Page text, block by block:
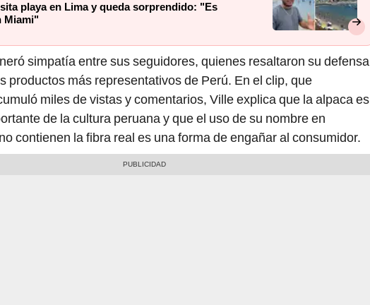
playa en Lima y queda sorprendido: "Es
Miami"
simpatía entre sus seguidores, quienes resaltaron su defensa
productos más representativos de Perú. En el clip, que
miles de vistas y comentarios, Ville explica que la alpaca es
de la cultura peruana y que el uso de su nombre en
contienen la fibra real es una forma de engañar al consumidor.